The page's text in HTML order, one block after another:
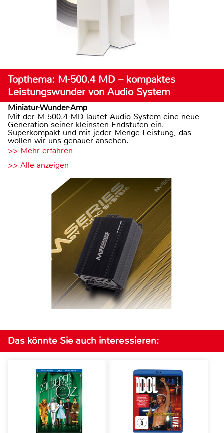
Topthema: M-500.4 MD – kompaktes
Leistungswunder von Audio System
Miniatur-Wunder-Amp
Mit der M-500.4 MD läutet Audio System eine neue
Generation seiner kleinsten Endstufen ein.
Superkompakt und mit jeder Menge Leistung, das
wollen wir uns genauer ansehen.
>> Mehr erfahren
>> Alle anzeigen
Das könnte Sie auch interessieren: